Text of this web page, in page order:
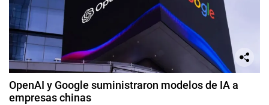
OpenAI y Google suministraron modelos de IA a
empresas chinas